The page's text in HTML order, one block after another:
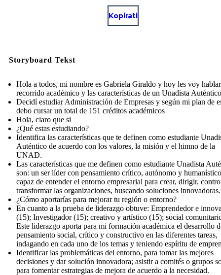
Kopirati
Storyboard Tekst
Hola a todos, mi nombre es Gabriela Giraldo y hoy les voy
recorrido académico y las características de un Unadista
Decidí estudiar Administración de Empresas y según mi plan de
debo cursar un total de 151 créditos académicos
Hola, claro que si
¿Qué estas estudiando?
Identifica las características que te definen como estudiante
Auténtico de acuerdo con los valores, la misión y el himno de la
UNAD.
Las características que me definen como estudiante Unadista
son: un ser líder con pensamiento crítico, autónomo y
capaz de entender el entorno empresarial para crear, dirigir,
transformar las organizaciones, buscando soluciones innovadoras.
¿Cómo aportarías para mejorar tu región o entorno?
En cuanto a la prueba de liderazgo obtuve: Emprendedor e
(15); Investigador (15); creativo y artístico (15); social
Este liderazgo aporta para mi formación académica el desarrollo
pensamiento social, crítico y constructivo en las diferentes tareas,
indagando en cada uno de los temas y teniendo espíritu de
Identificar las problemáticas del entorno, para tomar las mejores
decisiones y dar solución innovadora; asistir a comités o grupos
para fomentar estrategias de mejora de acuerdo a la necesidad.